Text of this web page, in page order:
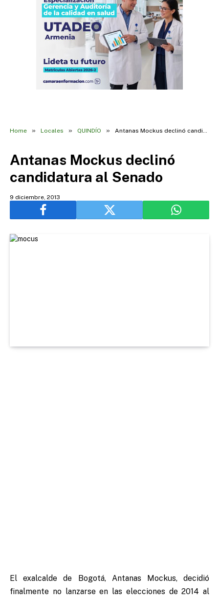
Home » Locales » QUINDÍO » Antanas Mockus declinó candidatura al Senado
Antanas Mockus declinó
candidatura al Senado
9 diciembre, 2013
El exalcalde de Bogotá, Antanas Mockus, decidió
finalmente no lanzarse en las elecciones de 2014 al